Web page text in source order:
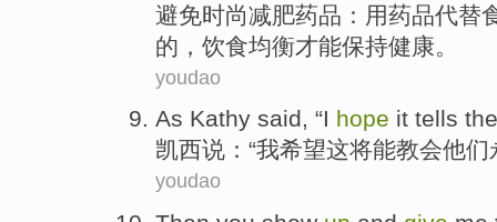
避免时尚减肥药品：用药品代替
的，饮食均衡才能保持健康 。
youdao
As Kathy said, “I hope it tells
凯西说 ：“我希望这将能教会他们
youdao